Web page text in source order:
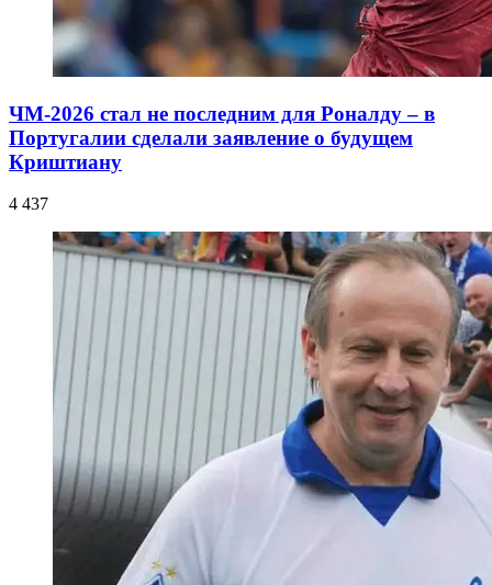
ЧМ-2026 стал не последним для Роналду – в
Португалии сделали заявление о будущем
Криштиану
4 437